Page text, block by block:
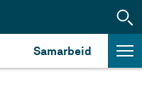
Samarbeid